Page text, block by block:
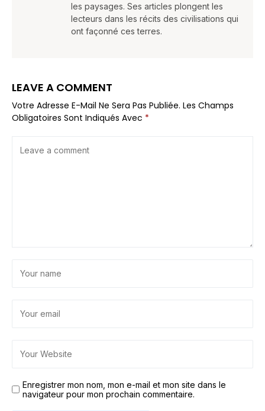
les paysages. Ses articles plongent les
lecteurs dans les récits des civilisations qui
ont façonné ces terres.
LEAVE A COMMENT
Votre Adresse E-Mail Ne Sera Pas Publiée. Les Champs
Obligatoires Sont Indiqués Avec *
Enregistrer mon nom, mon e-mail et mon site dans le
navigateur pour mon prochain commentaire.